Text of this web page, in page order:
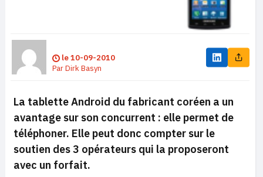
le10-09-2010
ParDirk Basyn
La tablette Android du fabricant coréen a un
avantage sur son concurrent : elle permet de
téléphoner. Elle peut donc compter sur le
soutien des 3 opérateurs qui la proposeront
avec un forfait.